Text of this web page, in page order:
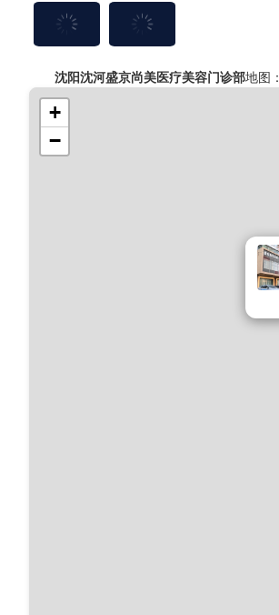
沈阳沈河盛京尚美医疗美容门诊部地图：
+
−